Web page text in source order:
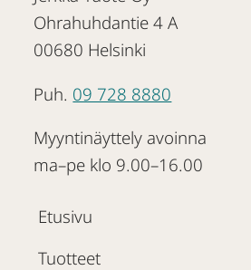
Ohrahuhdantie 4 A
00680 Helsinki
Puh. 09 728 8880
Myyntinäyttely avoinna
ma–pe klo 9.00–16.00
Etusivu
Tuotteet